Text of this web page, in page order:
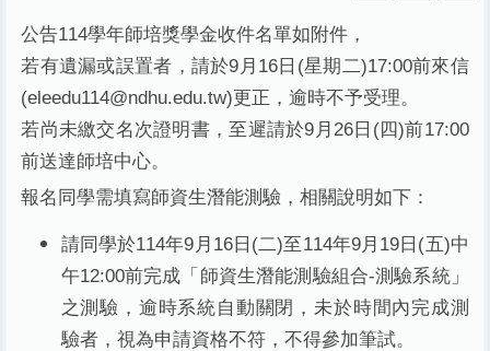
公告114學年師培獎學金收件名單如附件，
若有遺漏或誤置者，請於9月16日(星期二)17:00前來信
(eleedu114@ndhu.edu.tw)更正，逾時不予受理。
若尚未繳交名次證明書，至遲請於9月26日(四)前17:00
前送達師培中心。
報名同學需填寫師資生潛能測驗，相關說明如下：
請同學於114年9 月 16日 (二)至114年9月 19 日 (五)中
午12:00前完成「師資生潛能測驗組合-測驗系統」
之測驗，逾時系統自動關閉，未於時間內完成測
驗者，視為申請資格不符，不得參加筆試。